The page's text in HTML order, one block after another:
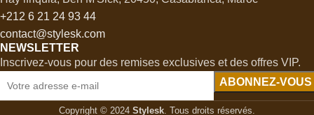
+212 6 21 24 93 44
contact@stylesk.com
NEWSLETTER
Inscrivez-vous pour des remises exclusives et des offres VIP.
Copyright © 2024 Stylesk . Tous droits réservés.